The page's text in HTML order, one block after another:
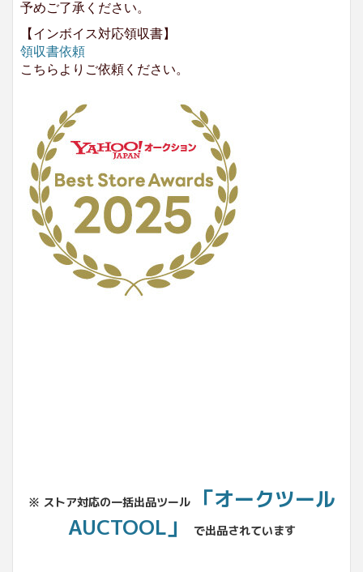
予めご了承ください。
【インボイス対応領収書】
領収書依頼
こちらよりご依頼ください。
※ ストア対応の一括出品ツール
「オークツール
AUCTOOL」
で出品されています